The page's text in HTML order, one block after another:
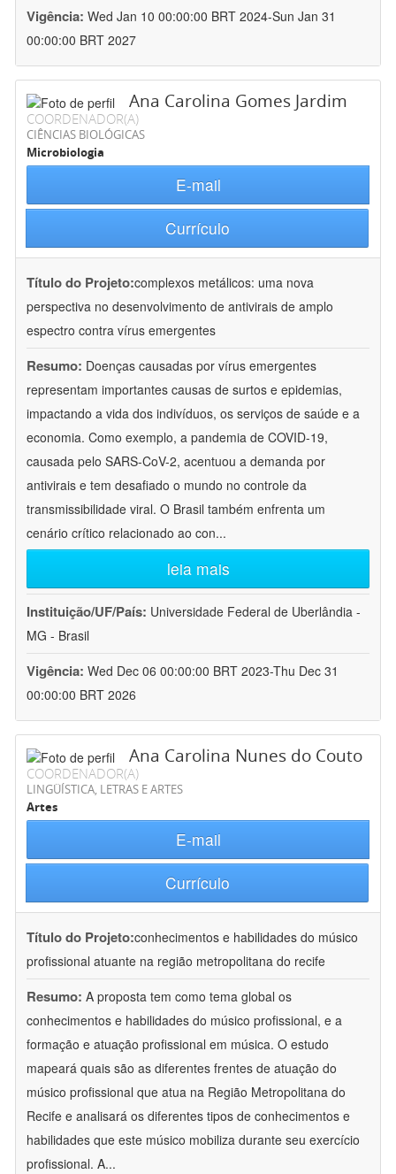
Vigência: Wed Jan 10 00:00:00 BRT 2024-Sun Jan 31
00:00:00 BRT 2027
Ana Carolina Gomes Jardim
COORDENADOR(A)
CIÊNCIAS BIOLÓGICAS
Microbiologia
E-mail
Currículo
Título do Projeto:complexos metálicos: uma nova
perspectiva no desenvolvimento de antivirais de amplo
espectro contra vírus emergentes
Resumo: Doenças causadas por vírus emergentes
representam importantes causas de surtos e epidemias,
impactando a vida dos indivíduos, os serviços de saúde e a
economia. Como exemplo, a pandemia de COVID-19,
causada pelo SARS-CoV-2, acentuou a demanda por
antivirais e tem desafiado o mundo no controle da
transmissibilidade viral. O Brasil também enfrenta um
cenário crítico relacionado ao con...
leia mais
Instituição/UF/País: Universidade Federal de Uberlândia -
MG - Brasil
Vigência: Wed Dec 06 00:00:00 BRT 2023-Thu Dec 31
00:00:00 BRT 2026
Ana Carolina Nunes do Couto
COORDENADOR(A)
LINGÜÍSTICA, LETRAS E ARTES
Artes
E-mail
Currículo
Título do Projeto:conhecimentos e habilidades do músico
profissional atuante na região metropolitana do recife
Resumo: A proposta tem como tema global os
conhecimentos e habilidades do músico profissional, e a
formação e atuação profissional em música. O estudo
mapeará quais são as diferentes frentes de atuação do
músico profissional que atua na Região Metropolitana do
Recife e analisará os diferentes tipos de conhecimentos e
habilidades que este músico mobiliza durante seu exercício
profissional. A...